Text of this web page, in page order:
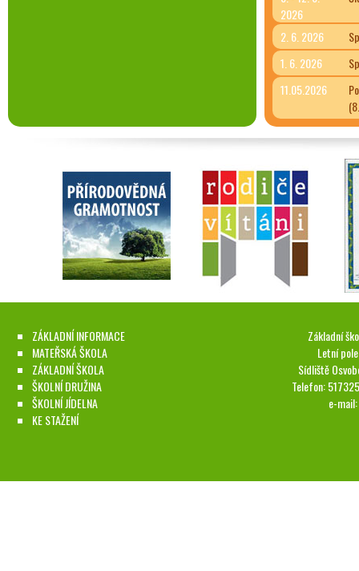
2026
2. 6. 2026
1. 6. 2026
11.05.2026
ZÁKLADNÍ INFORMACE
MATEŘSKÁ ŠKOLA
ZÁKLADNÍ ŠKOLA
ŠKOLNÍ DRUŽINA
ŠKOLNÍ JÍDELNA
KE STAŽENÍ
Základní
Letní
Sídliště
Telefon:
e-mail: